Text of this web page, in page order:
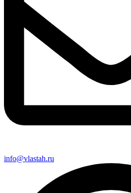
info@vlastah.ru